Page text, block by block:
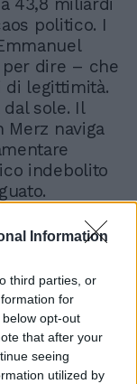
Information
third parties, or
for
opt-out
that after your
seeing
utilized by
politico. I
dire – che
di legittimità.
sole. Il
Merz naviga
indebolito